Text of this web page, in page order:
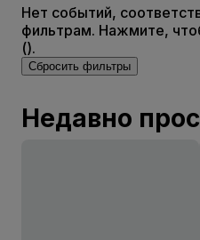
Нет событий,
фильтрам. Нажмите,
().
Сбросить фильтры
Недавно